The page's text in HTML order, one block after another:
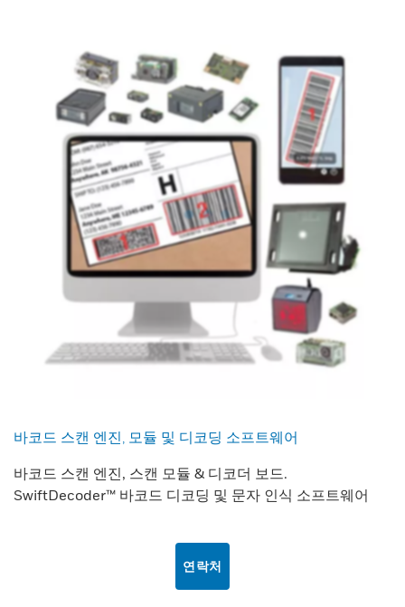
바코드 스캔 엔진, 모듈 및 디코딩 소프트웨어
바코드 스캔 엔진, 스캔 모듈 & 디코더 보드.
SwiftDecoder™ 바코드 디코딩 및 문자 인식 소프트웨어
연락처